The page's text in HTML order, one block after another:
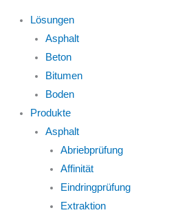
Lösungen
Asphalt
Beton
Bitumen
Boden
Produkte
Asphalt
Abriebprüfung
Affinität
Eindringprüfung
Extraktion